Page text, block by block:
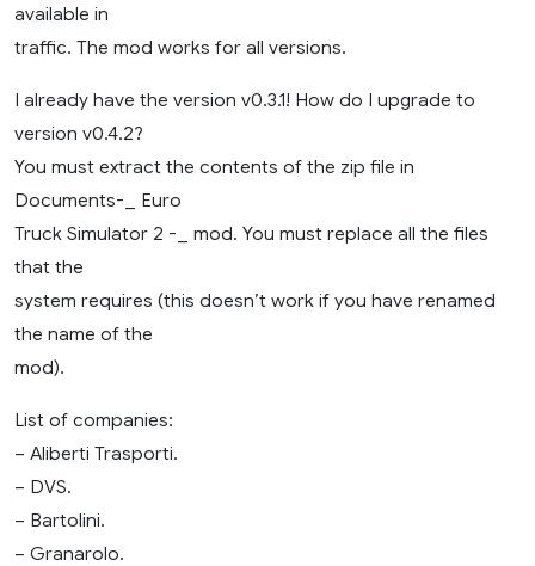
available in
traffic. The mod works for all versions.
I already have the version v0.3.1! How do I upgrade to
version v0.4.2?
You must extract the contents of the zip file in
Documents-_ Euro
Truck Simulator 2 -_ mod. You must replace all the files
that the
system requires (this doesn’t work if you have renamed
the name of the
mod).
List of companies:
– Aliberti Trasporti.
– DVS.
– Bartolini.
– Granarolo.